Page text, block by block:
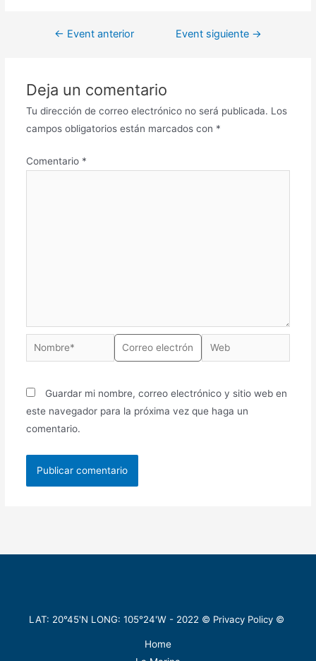
← Event anterior Event siguiente →
Deja un comentario
Tu dirección de correo electrónico no será publicada. Los
campos obligatorios están marcados con *
Comentario *
Guardar mi nombre, correo electrónico y sitio web en
este navegador para la próxima vez que haga un
comentario.
LAT: 20°45'N LONG: 105°24'W - 2022 © Privacy Policy ©
Home